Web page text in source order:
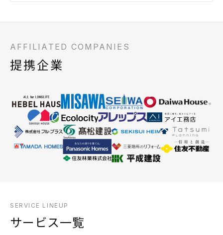
AFFILIATED COMPANIES
提携企業
SERVICE LINEUP
サービス一覧